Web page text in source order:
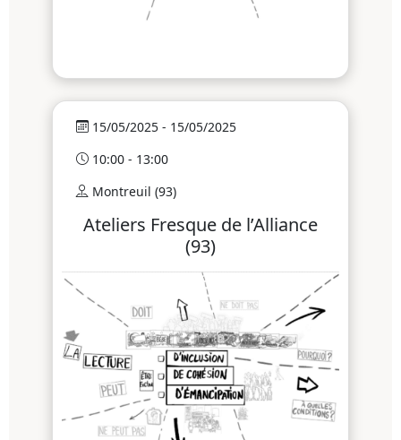
15/05/2025 - 15/05/2025
10:00 - 13:00
Montreuil (93)
Ateliers Fresque de l’Alliance
(93)